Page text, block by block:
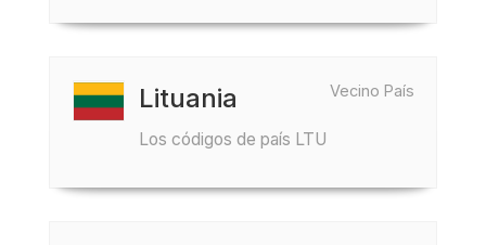
Vecino País
Lituania
Los códigos de país LTU